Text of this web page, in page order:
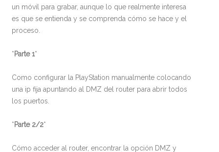
un móvil para grabar, aunque lo que realmente interesa
es que se entienda y se comprenda cómo se hace y el
proceso.
*Parte 1*
Como configurar la PlayStation manualmente colocando
una ip fija apuntando al DMZ del router para abrir todos
los puertos.
*Parte 2/2*
Cómo acceder al router, encontrar la opción DMZ y